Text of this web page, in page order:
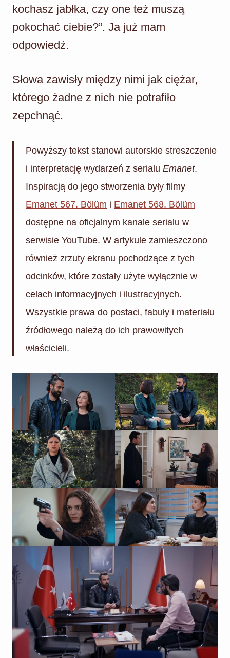
kochasz jabłka, czy one też muszą
pokochać ciebie?”. Ja już mam
odpowiedź.
Słowa zawisły między nimi jak ciężar,
którego żadne z nich nie potrafiło
zepchnąć.
Powyższy tekst stanowi autorskie streszczenie
i interpretację wydarzeń z serialu Emanet.
Inspiracją do jego stworzenia były filmy
Emanet 567. Bölüm i Emanet 568. Bölüm
dostępne na oficjalnym kanale serialu w
serwisie YouTube. W artykule zamieszczono
również zrzuty ekranu pochodzące z tych
odcinków, które zostały użyte wyłącznie w
celach informacyjnych i ilustracyjnych.
Wszystkie prawa do postaci, fabuły i materiału
źródłowego należą do ich prawowitych
właścicieli.